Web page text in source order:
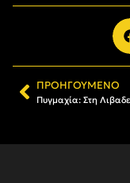
ΠΡΟΗΓΟΎΜΕΝΟ